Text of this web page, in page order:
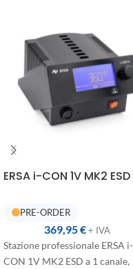
ERSA i-CON 1V MK2 ESD
369,95€+ IVA
Stazione professionale ERSA i-
CON 1V MK2 ESD a 1 canale,